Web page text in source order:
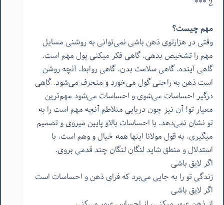
2 ***
مهم چیست؟
وقتی در هزارتوی ذهن باشی نمی‌توانی به روشنی مسایل
مهم را تشخیص بدهی. گاهی فکر میکنی پول مهم است.
گاهی آینده. گاهی سلامت بدن. گاهی روابط. آنچه روشن
است ذهن به راحتی گول می‌خورد و منحرف می‌شود. گاهی
درگیر احساسات می‌شوی و احساسات می‌شود مهم‌ترین
معیار تو! آن نیز چون دریایی متلاطم آنچه مهم است را به
تو نشان نمی‌دهد. با احساسات بالاو پایین میروی و تصمیم
میگیری. به قول مولانا اینها همه خیال و وهم است. با
استدلال و منطق شاید لنگان لنگان چند قدمی بروی.
اگر لایق باشی
زندگی تو را به جایی می‌برد که فرای ذهن و احساسات است
اگر لایق باشی